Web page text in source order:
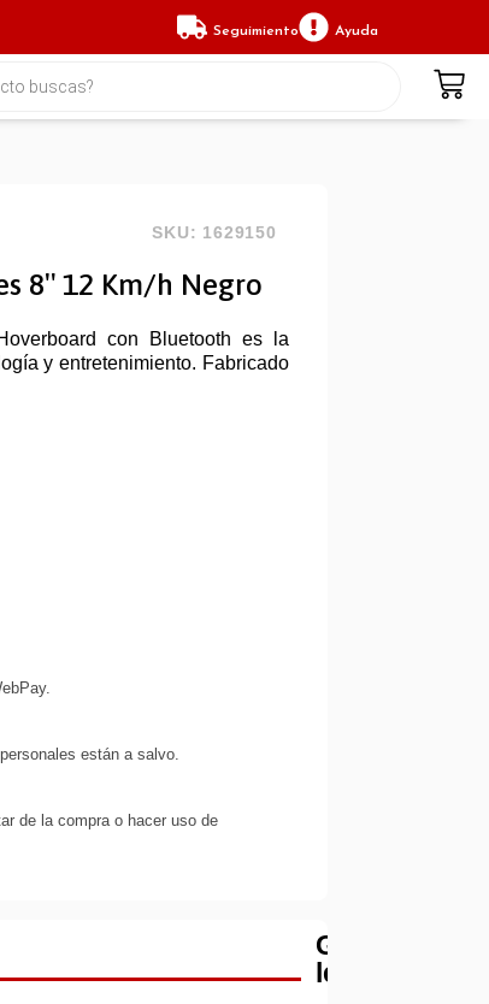
Seguimiento Ayuda
SKU: 1629150
8″ 12 Km/h Negro
con Bluetooth es la
y entretenimiento. Fabricado
están a salvo.
de la compra o hacer uso de
Garantía
legal